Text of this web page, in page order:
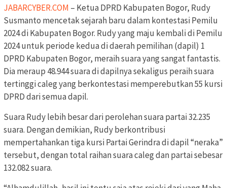
JABARCYBER.COM – Ketua DPRD Kabupaten Bogor, Rudy
Susmanto mencetak sejarah baru dalam kontestasi Pemilu
2024 di Kabupaten Bogor. Rudy yang maju kembali di Pemilu
2024 untuk periode kedua di daerah pemilihan (dapil) 1
DPRD Kabupaten Bogor, meraih suara yang sangat fantastis.
Dia meraup 48.944 suara di dapilnya sekaligus peraih suara
tertinggi caleg yang berkontestasi memperebutkan 55 kursi
DPRD dari semua dapil.
Suara Rudy lebih besar dari perolehan suara partai 32.235
suara. Dengan demikian, Rudy berkontribusi
mempertahankan tiga kursi Partai Gerindra di dapil “neraka”
tersebut, dengan total raihan suara caleg dan partai sebesar
132.082 suara.